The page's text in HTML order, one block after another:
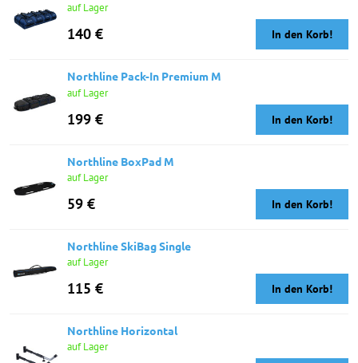
auf Lager
140 € In den Korb!
Northline Pack-In Premium M
auf Lager
199 € In den Korb!
Northline BoxPad M
auf Lager
59 € In den Korb!
Northline SkiBag Single
auf Lager
115 € In den Korb!
Northline Horizontal
auf Lager